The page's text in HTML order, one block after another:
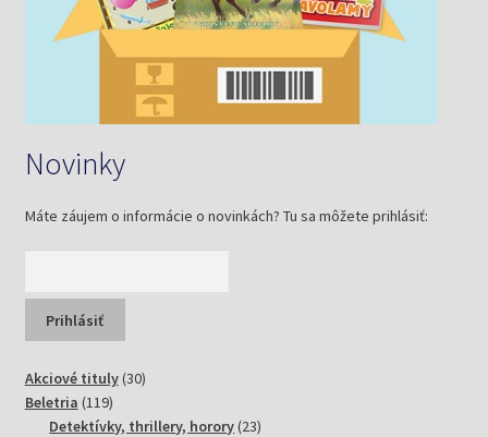
Novinky
Máte záujem o informácie o novinkách? Tu sa môžete prihlásiť:
Akciové tituly 3030
Beletria 119119
produktov
Detektívky, thrillery, horory 2323